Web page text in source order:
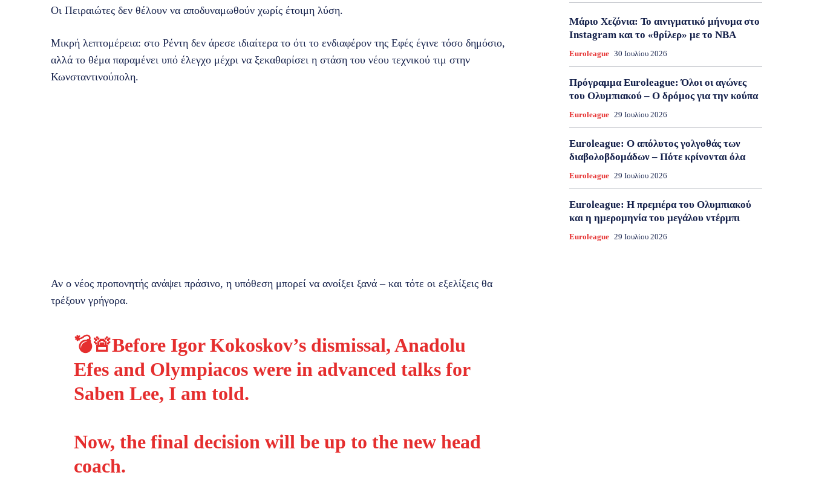
Οι Πειραιώτες δεν θέλουν να αποδυναμωθούν χωρίς έτοιμη λύση.
Μικρή λεπτομέρεια: στο Ρέντη δεν άρεσε ιδιαίτερα το ότι το ενδιαφέρον της Εφές έγινε τόσο δημόσιο,
αλλά το θέμα παραμένει υπό έλεγχο μέχρι να ξεκαθαρίσει η στάση του νέου τεχνικού τιμ στην
Κωνσταντινούπολη.
Αν ο νέος προπονητής ανάψει πράσινο, η υπόθεση μπορεί να ανοίξει ξανά – και τότε οι εξελίξεις θα
τρέξουν γρήγορα.
💣🚨Before Igor Kokoskov’s dismissal, Anadolu
Efes and Olympiacos were in advanced talks for
Saben Lee, I am told.
Now, the final decision will be up to the new head
coach.
Μάριο Χεζόνια: Το αινιγματικό μήνυμα στο
Instagram και το «θρίλερ» με το NBA
Euroleague 30 Ιουλίου 2026
Πρόγραμμα Euroleague: Όλοι οι αγώνες
του Ολυμπιακού – Ο δρόμος για την κούπα
Euroleague 29 Ιουλίου 2026
Euroleague: Ο απόλυτος γολγοθάς των
διαβολοβδομάδων – Πότε κρίνονται όλα
Euroleague 29 Ιουλίου 2026
Euroleague: Η πρεμιέρα του Ολυμπιακού
και η ημερομηνία του μεγάλου ντέρμπι
Euroleague 29 Ιουλίου 2026